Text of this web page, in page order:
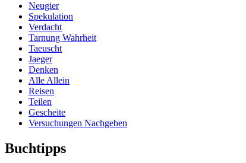
Neugier
Spekulation
Verdacht
Tarnung Wahrheit
Taeuscht
Jaeger
Denken
Alle Allein
Reisen
Teilen
Gescheite
Versuchungen Nachgeben
Buchtipps